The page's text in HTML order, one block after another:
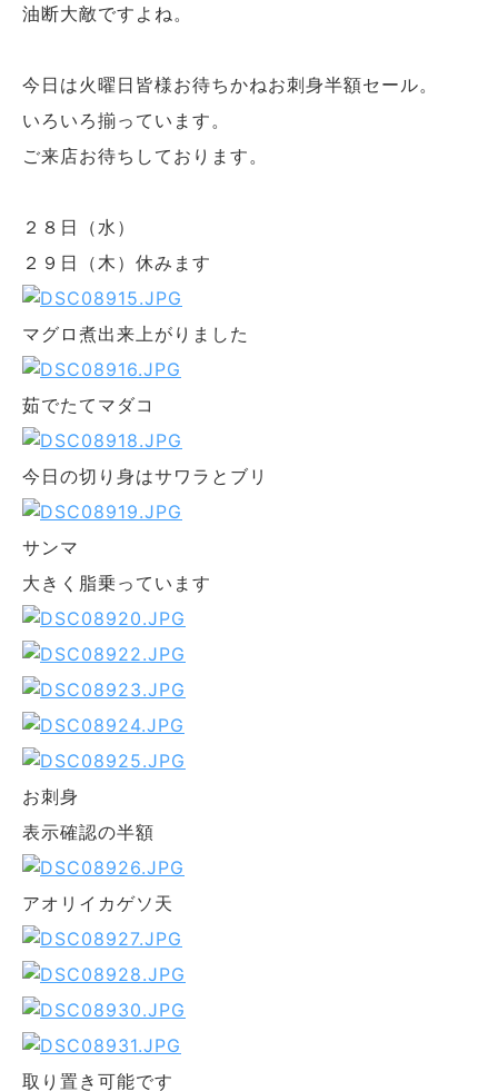
油断大敵ですよね。
今日は火曜日皆様お待ちかねお刺身半額セール。
いろいろ揃っています。
ご来店お待ちしております。
２８日（水）
２９日（木）休みます
マグロ煮出来上がりました
茹でたてマダコ
今日の切り身はサワラとブリ
サンマ
大きく脂乗っています
お刺身
表示確認の半額
アオリイカゲソ天
取り置き可能です